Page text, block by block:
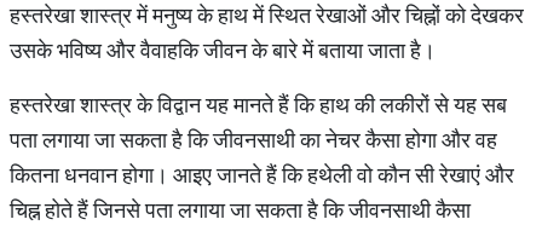
हस्तरेखा शास्त्र में मनुष्य के हाथ में स्थित रेखाओं और चिह्नों को देखकर
उसके भविष्य और वैवाहकि जीवन के बारे में बताया जाता है।
हस्तरेखा शास्त्र के विद्वान यह मानते हैं कि हाथ की लकीरों से यह सब
पता लगाया जा सकता है कि जीवनसाथी का नेचर कैसा होगा और वह
कितना धनवान होगा। आइए जानते हैं कि हथेली वो कौन सी रेखाएं और
चिह्न होते हैं जिनसे पता लगाया जा सकता है कि जीवनसाथी कैसा